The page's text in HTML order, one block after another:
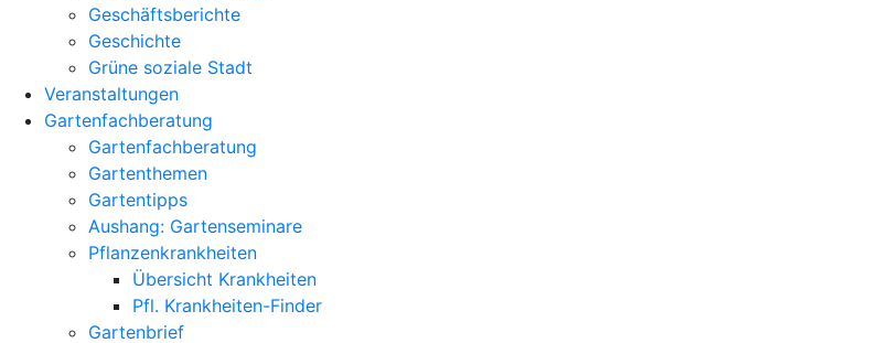
Geschäftsberichte
Geschichte
Grüne soziale Stadt
Veranstaltungen
Gartenfachberatung
Gartenfachberatung
Gartenthemen
Gartentipps
Aushang: Gartenseminare
Pflanzenkrankheiten
Übersicht Krankheiten
Pfl. Krankheiten-Finder
Gartenbrief